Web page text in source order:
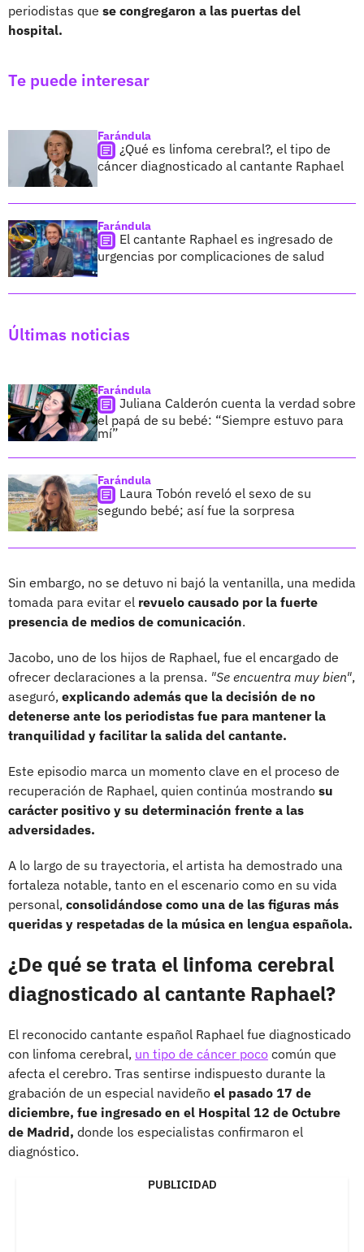
periodistas que se congregaron a las puertas del
hospital.
Te puede interesar
Farándula
¿Qué es linfoma cerebral?, el tipo de
cáncer diagnosticado al cantante Raphael
Farándula
El cantante Raphael es ingresado de
urgencias por complicaciones de salud
Últimas noticias
Farándula
Juliana Calderón cuenta la verdad sobre
el papá de su bebé: “Siempre estuvo para
mí”
Farándula
Laura Tobón reveló el sexo de su
segundo bebé; así fue la sorpresa
Sin embargo, no se detuvo ni bajó la ventanilla, una medida
tomada para evitar el revuelo causado por la fuerte
presencia de medios de comunicación.
Jacobo, uno de los hijos de Raphael, fue el encargado de
ofrecer declaraciones a la prensa. "Se encuentra muy bien",
aseguró, explicando además que la decisión de no
detenerse ante los periodistas fue para mantener la
tranquilidad y facilitar la salida del cantante.
Este episodio marca un momento clave en el proceso de
recuperación de Raphael, quien continúa mostrando su
carácter positivo y su determinación frente a las
adversidades.
A lo largo de su trayectoria, el artista ha demostrado una
fortaleza notable, tanto en el escenario como en su vida
personal, consolidándose como una de las figuras más
queridas y respetadas de la música en lengua española.
¿De qué se trata el linfoma cerebral
diagnosticado al cantante Raphael?
El reconocido cantante español Raphael fue diagnosticado
con linfoma cerebral, un tipo de cáncer poco común que
afecta el cerebro. Tras sentirse indispuesto durante la
grabación de un especial navideño el pasado 17 de
diciembre, fue ingresado en el Hospital 12 de Octubre
de Madrid, donde los especialistas confirmaron el
diagnóstico.
PUBLICIDAD